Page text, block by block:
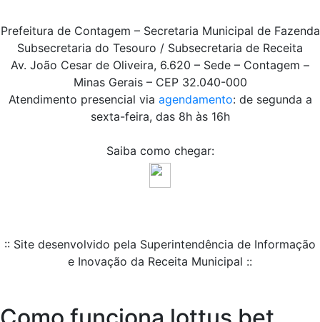
Prefeitura de Contagem – Secretaria Municipal de Fazenda
Subsecretaria do Tesouro / Subsecretaria de Receita
Av. João Cesar de Oliveira, 6.620 – Sede – Contagem –
Minas Gerais – CEP 32.040-000
Atendimento presencial via agendamento: de segunda a
sexta-feira, das 8h às 16h
Saiba como chegar:
:: Site desenvolvido pela Superintendência de Informação
e Inovação da Receita Municipal ::